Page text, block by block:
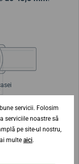
servicii. Folosim
serviciile noastre să
pe site-ul nostru,
multe aici.